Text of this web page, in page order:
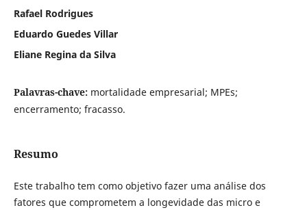
Rafael Rodrigues
Eduardo Guedes Villar
Eliane Regina da Silva
Palavras-chave: mortalidade empresarial; MPEs;
encerramento; fracasso.
Resumo
Este trabalho tem como objetivo fazer uma análise dos
fatores que comprometem a longevidade das micro e